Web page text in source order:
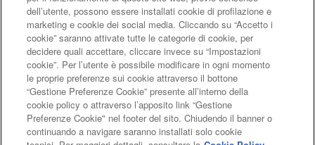
Condizioni generali di vendita |Condizioni d’uso del sito|Informativa sulla
risoluzione alternativa controversie consumatori - ADR/ODR
Informativa
sulla privacy |Informativa sulla garanzia legale di conformità|Informativa
sul diritto di recesso| Informativa sul RAEE|Informativa sui cookie
di Autoregolamentazione Netcomm |Netcomm Spazio Consumatori
LaFeltrinelli Internet Bookshop S.r.l. - Sede legale e amministrativa Via
Tucidide 14, 20134 Milano - C.F. e P.I. 05329570963 - Reg. imprese di Milano
Monza Brianza Lodi nr. 05329570963 - R.E.A. MI 1813088 - Capitale Sociale €
dell’utente, possono essere installati cookie di profilazione e
marketing e cookie dei social media. Cliccando su “Accetto i
cookie” saranno attivate tutte le categorie di cookie, per
decidere quali accettare, cliccare invece su “Impostazioni
cookie”. Per l’utente è possibile modificare in ogni momento
le proprie preferenze sui cookie attraverso il bottone
“Gestione Preferenze Cookie” presente all’interno della
cookie policy o attraverso l’apposito link “Gestione
Preferenze Cookie" nel footer del sito. Chiudendo il banner o
continuando a navigare saranno installati solo cookie